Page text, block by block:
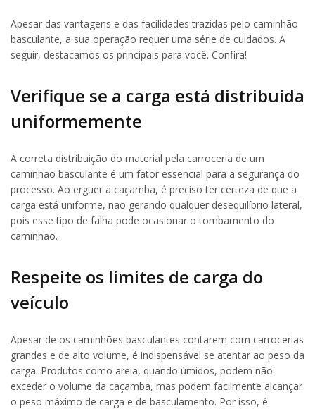
Apesar das vantagens e das facilidades trazidas pelo caminhão
basculante, a sua operação requer uma série de cuidados. A
seguir, destacamos os principais para você. Confira!
Verifique se a carga está distribuída
uniformemente
A correta distribuição do material pela carroceria de um
caminhão basculante é um fator essencial para a segurança do
processo. Ao erguer a caçamba, é preciso ter certeza de que a
carga está uniforme, não gerando qualquer desequilíbrio lateral,
pois esse tipo de falha pode ocasionar o tombamento do
caminhão.
Respeite os limites de carga do
veículo
Apesar de os caminhões basculantes contarem com carrocerias
grandes e de alto volume, é indispensável se atentar ao peso da
carga. Produtos como areia, quando úmidos, podem não
exceder o volume da caçamba, mas podem facilmente alcançar
o peso máximo de carga e de basculamento. Por isso, é